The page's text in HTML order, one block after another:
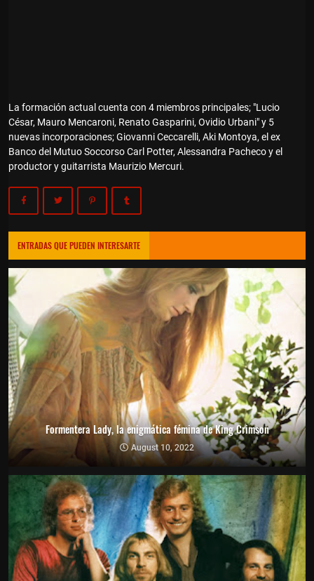
La formación actual cuenta con 4 miembros principales; "Lucio
César, Mauro Mencaroni, Renato Gasparini, Ovidio Urbani" y 5
nuevas incorporaciones; Giovanni Ceccarelli, Aki Montoya, el ex
Banco del Mutuo Soccorso Carl Potter, Alessandra Pacheco y el
productor y guitarrista Maurizio Mercuri.
ENTRADAS QUE PUEDEN INTERESARTE
Formentera Lady, la enigmática fémina de King Crimson
August 10, 2022